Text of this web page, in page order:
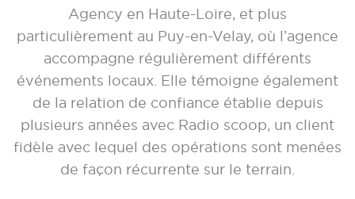
Agency en Haute-Loire, et plus
particulièrement au Puy-en-Velay, où l’agence
accompagne régulièrement différents
événements locaux. Elle témoigne également
de la relation de confiance établie depuis
plusieurs années avec Radio scoop, un client
fidèle avec lequel des opérations sont menées
de façon récurrente sur le terrain.